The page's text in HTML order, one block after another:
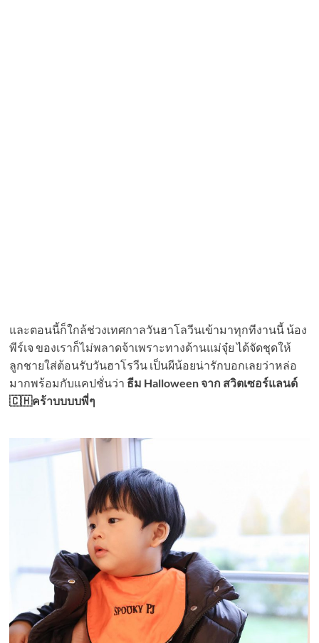
และตอนนี้ก็ใกล้ช่วงเทศกาลวันฮาโลวีนเข้ามาทุกทีงานนี้ น้อง
พีร์เจ ของเราก็ไม่พลาดจ้าเพราะทางด้านแม่จุ๋ย ได้จัดชุดให้
ลูกชายใส่ต้อนรับวันฮาโรวีน เป็นผีน้อยน่ารักบอกเลยว่าหล่อ
มากพร้อมกับแคปชั่นว่า ธีม Halloween จาก สวิตเซอร์แลนด์
🇨🇭คร้าบบบบพี่ๆ